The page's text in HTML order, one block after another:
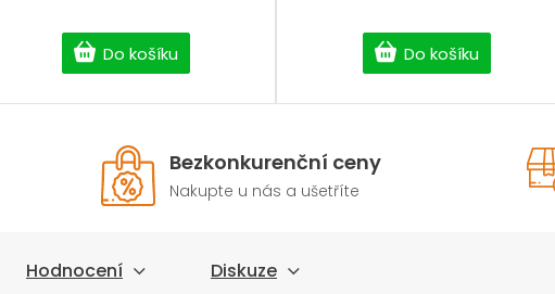
Do košíku Do košíku
Bezkonkurenční ceny
Nakupte u nás a ušetříte
Hodnocení Diskuze